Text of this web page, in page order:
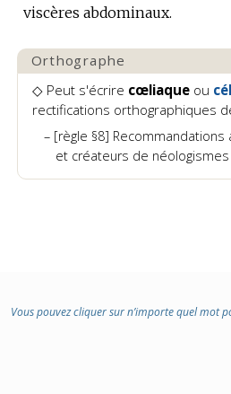
:
viscères abdominaux.
Orthographe
◇ Peut s'écrire cœliaque ou
rectifications orthographiques
[règle §8] Recommandations
et créateurs de néologismes
Vous pouvez cliquer sur n’importe quel mot